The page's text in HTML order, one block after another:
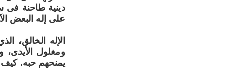
دينية طاحنة فى
على إله البعض
الإله الخالق،
ومغلول
يمنحهم حبه. كيف